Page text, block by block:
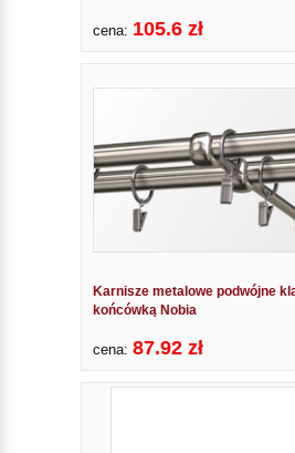
cena: 105.6 zł
Karnisze metalowe podwójne
końcówką Nobia
cena: 87.92 zł